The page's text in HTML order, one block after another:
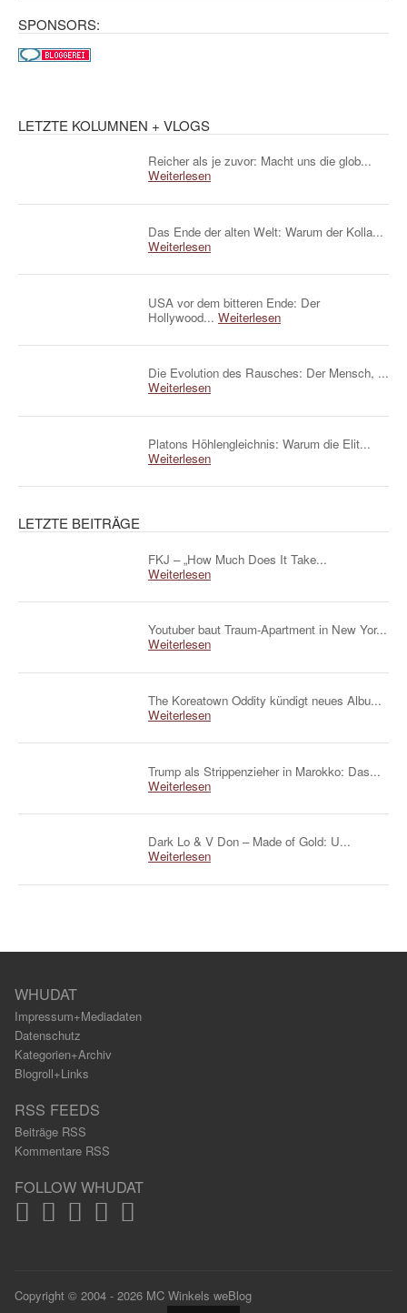
SPONSORS:
LETZTE KOLUMNEN + VLOGS
Reicher als je zuvor: Macht uns die glob...
Weiterlesen
Das Ende der alten Welt: Warum der Kolla...
Weiterlesen
USA vor dem bitteren Ende: Der
Hollywood... Weiterlesen
Die Evolution des Rausches: Der Mensch, ...
Weiterlesen
Platons Höhlengleichnis: Warum die Elit...
Weiterlesen
LETZTE BEITRÄGE
FKJ – „How Much Does It Take...
Weiterlesen
Youtuber baut Traum-Apartment in New Yor...
Weiterlesen
The Koreatown Oddity kündigt neues Albu...
Weiterlesen
Trump als Strippenzieher in Marokko: Das...
Weiterlesen
Dark Lo & V Don – Made of Gold: U...
Weiterlesen
WHUDAT
Impressum+Mediadaten
Datenschutz
Kategorien+Archiv
Blogroll+Links
RSS FEEDS
Beiträge RSS
Kommentare RSS
FOLLOW WHUDAT
Copyright © 2004 - 2026 MC Winkels weBlog